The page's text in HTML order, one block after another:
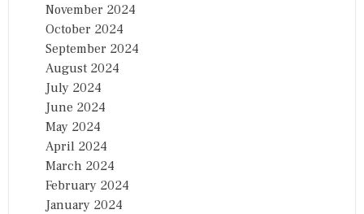
November 2024
October 2024
September 2024
August 2024
July 2024
June 2024
May 2024
April 2024
March 2024
February 2024
January 2024